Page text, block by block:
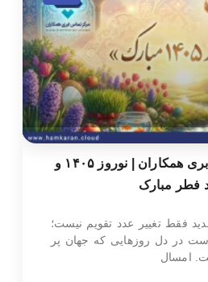
پیام نوروزی تلفن ابری همکاران | نوروز ۱۴۰۵ و
فطر مبارک
فقط تغییر عدد تقویم نیست؛
در دل روزهایی که جهان پر
امسال